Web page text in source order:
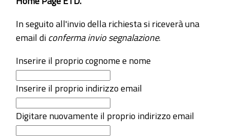
In seguito all'invio della richiesta si riceverà una
email diconferma invio segnalazione.
Inserire il proprio cognome e nome
Inserire il proprio indirizzo email
Digitare nuovamente il proprio indirizzo email